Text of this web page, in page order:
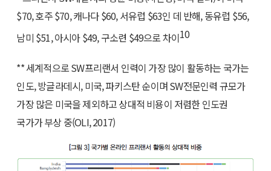
$70, 호주 $70, 캐나다 $60, 서유럽 $63인 데 반해, 동유럽 $56,
남미 $51, 아시아 $49, 구소련 $49으로 차이10
** 세계적으로 SW프리랜서 인력이 가장 많이 활동하는 국가는
인도, 방글라데시, 미국, 파키스탄 순이며 SW전문인력 규모가
가장 많은 미국을 제외하고 상대적 비용이 저렴한 인도권
국가가 부상 중(OLI, 2017)